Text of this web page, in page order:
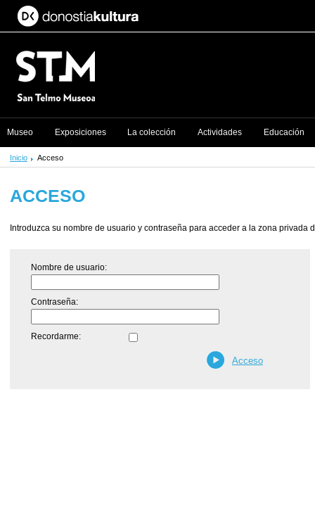
Inicio Acceso
ACCESO
Introduzca su nombre de usuario y contraseña para acceder a la zona privada
Nombre de usuario:
Contraseña:
Recordarme:
Museo Exposiciones La colección Actividades Educación